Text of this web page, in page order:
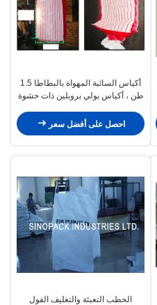
أكياس السائبة المهواة بالبطاطا 1.5
طن ، أكياس بولي بروبلين ذات حشوة
احصل على أفضل سعر
الحطب التعبئة والتغليف الفول